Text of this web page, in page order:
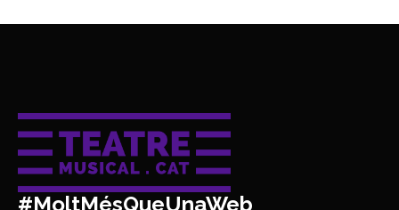
#MoltMésQueUnaWeb